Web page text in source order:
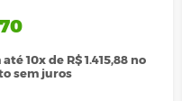
10x de R$ 1.415,88 no
sem juros